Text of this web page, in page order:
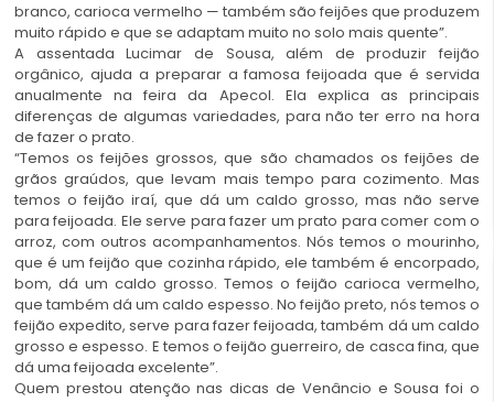
branco, carioca vermelho — também são feijões que produzem
muito rápido e que se adaptam muito no solo mais quente”.
A assentada Lucimar de Sousa, além de produzir feijão
orgânico, ajuda a preparar a famosa feijoada que é servida
anualmente na feira da Apecol. Ela explica as principais
diferenças de algumas variedades, para não ter erro na hora
de fazer o prato.
“Temos os feijões grossos, que são chamados os feijões de
grãos graúdos, que levam mais tempo para cozimento. Mas
temos o feijão iraí, que dá um caldo grosso, mas não serve
para feijoada. Ele serve para fazer um prato para comer com o
arroz, com outros acompanhamentos. Nós temos o mourinho,
que é um feijão que cozinha rápido, ele também é encorpado,
bom, dá um caldo grosso. Temos o feijão carioca vermelho,
que também dá um caldo espesso. No feijão preto, nós temos o
feijão expedito, serve para fazer feijoada, também dá um caldo
grosso e espesso. E temos o feijão guerreiro, de casca fina, que
dá uma feijoada excelente”.
Quem prestou atenção nas dicas de Venâncio e Sousa foi o